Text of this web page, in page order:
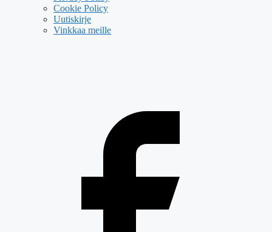
Cookie Policy
Uutiskirje
Vinkkaa meille